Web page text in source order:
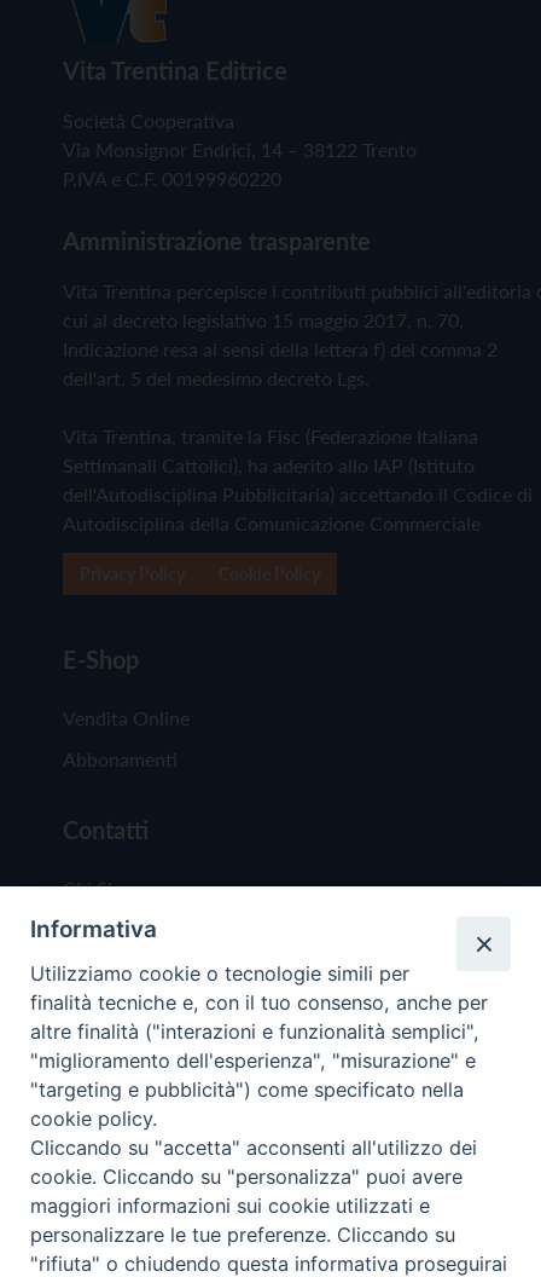
Vita Trentina Editrice
Società Cooperativa
Via Monsignor Endrici, 14 – 38122 Trento
P.IVA e C.F. 00199960220
Amministrazione trasparente
Vita Trentina percepisce i contributi pubblici all'editoria
cui al decreto legislativo 15 maggio 2017, n. 70.
Indicazione resa ai sensi della lettera f) del comma 2
dell'art. 5 del medesimo decreto Lgs.
Vita Trentina, tramite la Fisc (Federazione Italiana
Settimanali Cattolici), ha aderito allo IAP (Istituto
dell'Autodisciplina Pubblicitaria) accettando il Codice di
Autodisciplina della Comunicazione Commerciale
E-Shop
Vendita Online
Abbonamenti
Contatti
Chi Siamo
Redazione
Scrivici
Copyright © 2019 - Tutti i diritti riservati - Vita
Trentina Editrice
Privacy Policy
Torna
Informativa
Utilizziamo cookie o tecnologie simili per
finalità tecniche e, con il tuo consenso, anche per
altre finalità ("interazioni e funzionalità semplici",
"miglioramento dell'esperienza", "misurazione" e
"targeting e pubblicità") come specificato nella
cookie policy.
Cliccando su "accetta" acconsenti all'utilizzo dei
cookie. Cliccando su "personalizza" puoi avere
maggiori informazioni sui cookie utilizzati e
personalizzare le tue preferenze. Cliccando su
"rifiuta" o chiudendo questa informativa proseguirai